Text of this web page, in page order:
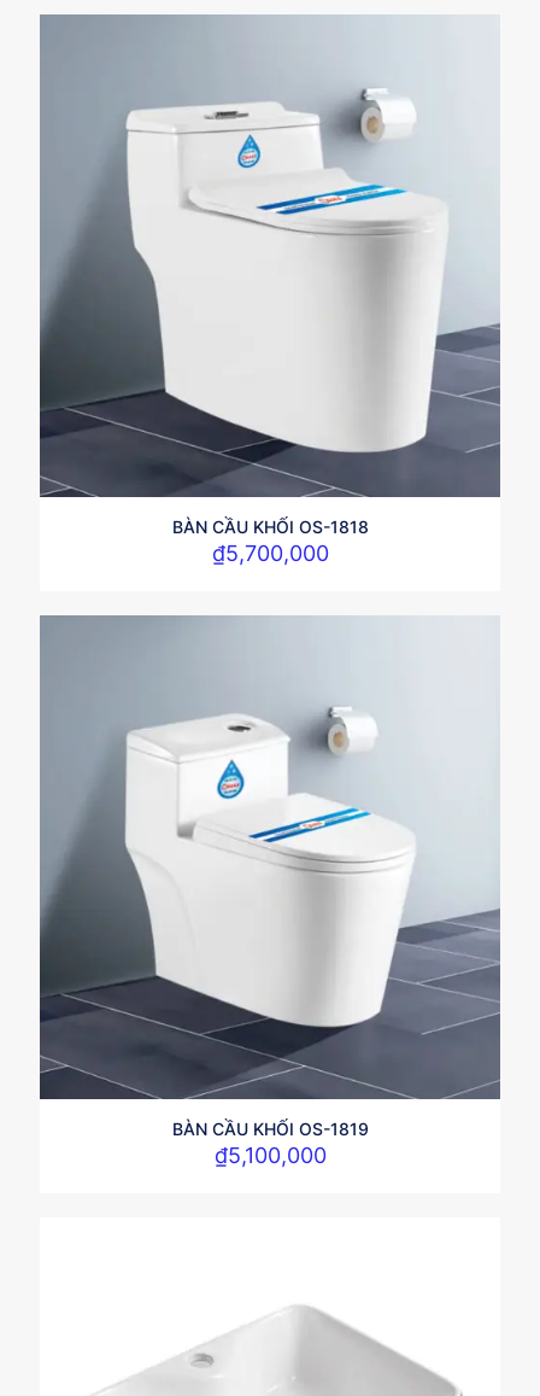
BÀN CẦU KHỐI OS-1818
₫5,700,000
BÀN CẦU KHỐI OS-1819
₫5,100,000